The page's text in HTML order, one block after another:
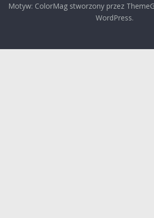
Motyw: ColorMag stworzony przez
WordPress.